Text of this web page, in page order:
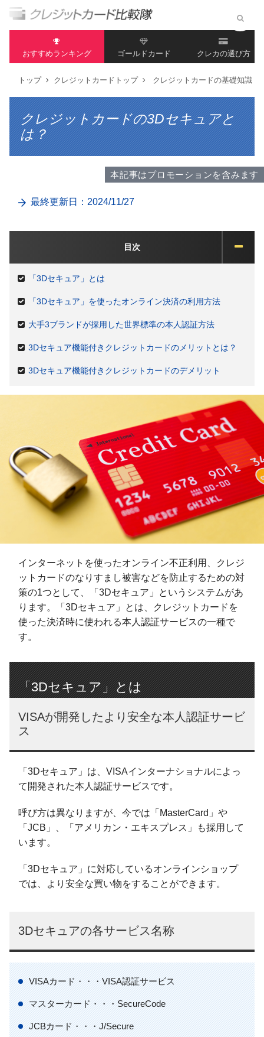
おすすめランキング ゴールドカード クレカの選び方
トップ クレジットカードトップ クレジットカードの基礎知識
クレジットカードの3Dセキュアと
は？
本記事はプロモーションを含みます
最終更新日：2024/11/27
目次
「3Dセキュア」とは
「3Dセキュア」を使ったオンライン決済の利用方法
大手3ブランドが採用した世界標準の本人認証方法
3Dセキュア機能付きクレジットカードのメリットとは？
3Dセキュア機能付きクレジットカードのデメリット
インターネットを使ったオンライン不正利用、クレジ
ットカードのなりすまし被害などを防止するための対
策の1つとして、「3Dセキュア」というシステムがあ
ります。「3Dセキュア」とは、クレジットカードを
使った決済時に使われる本人認証サービスの一種で
す。
「3Dセキュア」とは
VISAが開発したより安全な本人認証サービ
ス
「3Dセキュア」は、VISAインターナショナルによっ
て開発された本人認証サービスです。
呼び方は異なりますが、今では「MasterCard」や
「JCB」、「アメリカン・エキスプレス」も採用して
います。
「3Dセキュア」に対応しているオンラインショップ
では、より安全な買い物をすることができます。
3Dセキュアの各サービス名称
VISAカード・・・VISA認証サービス
マスターカード・・・SecureCode
JCBカード・・・J/Secure